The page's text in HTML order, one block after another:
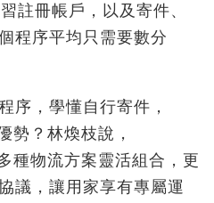
註冊帳戶，以及寄件、
程序平均只需要數分
序，學懂自行寄件，
勢？林煥枝說，
種物流方案靈活組合，更
議，讓用家享有專屬運